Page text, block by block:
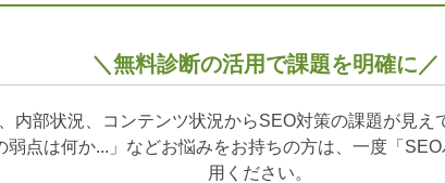
＼無料診断の活用で課題を明確に／
内部状況、コンテンツ状況からSEO対策の課題が見え
弱点は何か...」などお悩みをお持ちの方は、一度「
用ください。